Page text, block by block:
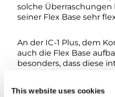
This website uses cookies
solche Überraschungen
seiner Flex Base sehr
An der IC-1 Plus, dem
auch die Flex Base
besonders, dass diese
hat. Highlights des